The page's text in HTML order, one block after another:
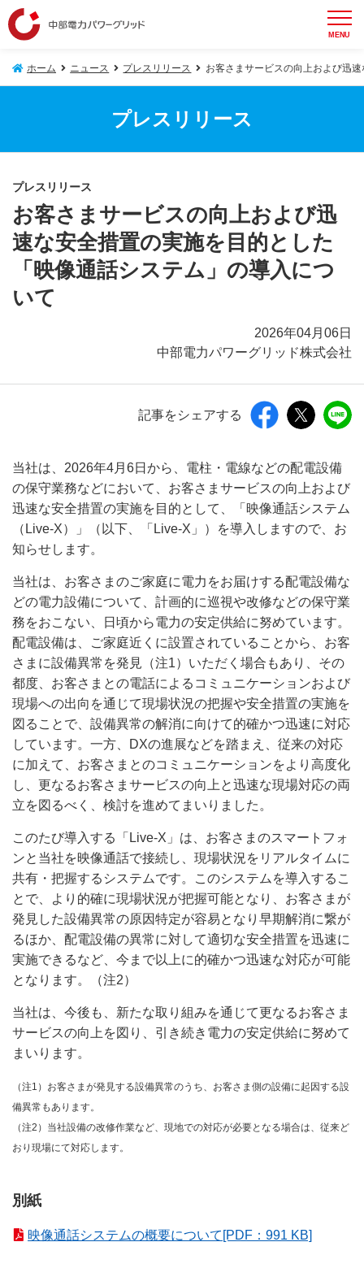
MENU
ホーム ニュース プレスリリース お客さまサービスの向上および迅
プレスリリース
プレスリリース
お客さまサービスの向上および迅
速な安全措置の実施を目的とした
「映像通話システム」の導入につ
いて
2026年04月06日
中部電力パワーグリッド株式会社
記事をシェアする
当社は、2026年4月6日から、電柱・電線などの配電設備
の保守業務などにおいて、お客さまサービスの向上および
迅速な安全措置の実施を目的として、「映像通話システム
（Live-X）」（以下、「Live-X」）を導入しますので、お
知らせします。
当社は、お客さまのご家庭に電力をお届けする配電設備な
どの電力設備について、計画的に巡視や改修などの保守業
務をおこない、日頃から電力の安定供給に努めています。
配電設備は、ご家庭近くに設置されていることから、お客
さまに設備異常を発見（注1）いただく場合もあり、その
都度、お客さまとの電話によるコミュニケーションおよび
現場への出向を通じて現場状況の把握や安全措置の実施を
図ることで、設備異常の解消に向けて的確かつ迅速に対応
しています。一方、DXの進展などを踏まえ、従来の対応
に加えて、お客さまとのコミュニケーションをより高度化
し、更なるお客さまサービスの向上と迅速な現場対応の両
立を図るべく、検討を進めてまいりました。
このたび導入する「Live-X」は、お客さまのスマートフォ
ンと当社を映像通話で接続し、現場状況をリアルタイムに
共有・把握するシステムです。このシステムを導入するこ
とで、より的確に現場状況が把握可能となり、お客さまが
発見した設備異常の原因特定が容易となり早期解消に繋が
るほか、配電設備の異常に対して適切な安全措置を迅速に
実施できるなど、今まで以上に的確かつ迅速な対応が可能
となります。（注2）
当社は、今後も、新たな取り組みを通じて更なるお客さま
サービスの向上を図り、引き続き電力の安定供給に努めて
まいります。
（注1）お客さまが発見する設備異常のうち、お客さま側の設備に起因する設
備異常もあります。
（注2）当社設備の改修作業など、現地での対応が必要となる場合は、従来ど
おり現場にて対応します。
別紙
映像通話システムの概要について[PDF：991 KB]